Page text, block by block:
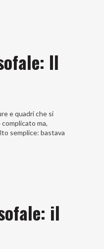
Il
e quadri che si
ma,
semplice: bastava
il